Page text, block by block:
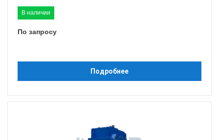
В наличии
По запросу
Подробнее